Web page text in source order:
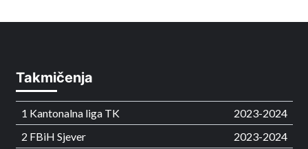
Takmičenja
1 Kantonalna liga TK
2023-2024
2 FBiH Sjever
2023-2024